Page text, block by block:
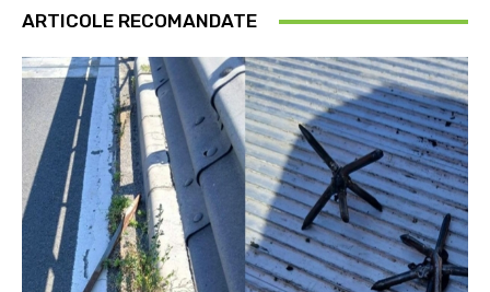
ARTICOLE RECOMANDATE